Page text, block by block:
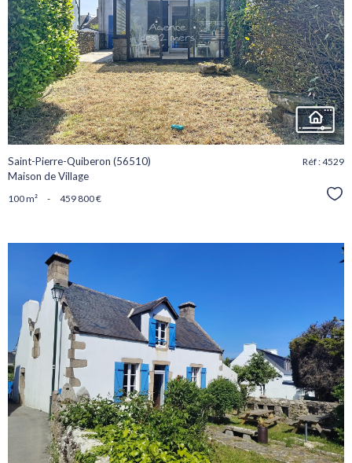
voir le
bien
Saint-Pierre-Quiberon (56510)
Maison de Village
Réf : 4529
100 m² - 459 800 €
voir le
bien